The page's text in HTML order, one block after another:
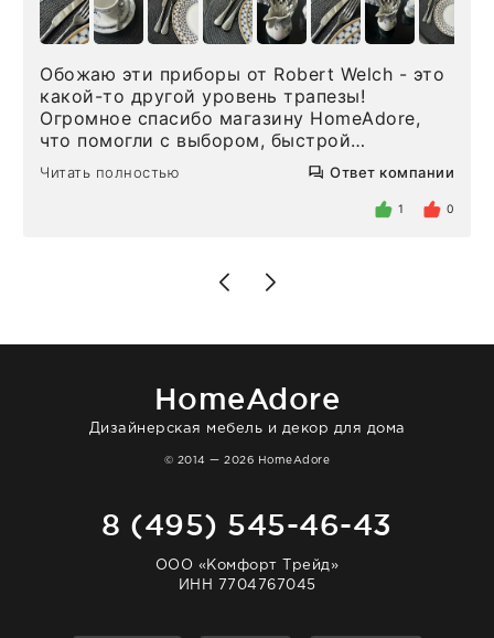
Обожаю эти приборы от Robert Welch - это
какой-то другой уровень трапезы!
Огромное спасибо магазину HomeAdore,
что помогли с выбором, быстрой
доставкой и высоким сервисом. Один раз
была здесь лично, забирала чайные ложки,
внутри очень много антикварной посуды,
Позже заказывала остальные приборы -
доставили сдэком на следующий день к
отвечает очень быстро. Взаимодействием
Читать полностью Ответ компании
1 0
HomeAdore
Дизайнерская мебель и декор для дома
© 2014 — 2026 HomeAdore
8 (495) 545-46-43
ООО «Комфорт Трейд»
ИНН 7704767045